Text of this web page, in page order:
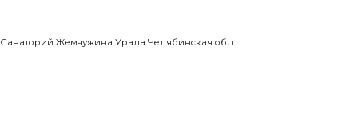
Санаторий Жемчужина Урала Челябинская обл.